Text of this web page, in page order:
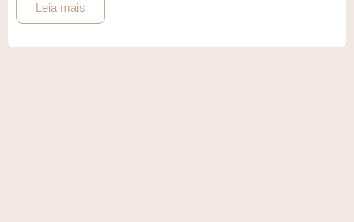
Leia mais